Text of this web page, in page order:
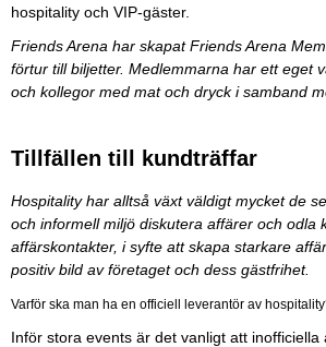
hospitality och VIP-gäster.
Friends Arena har skapat Friends Arena
förtur till biljetter. Medlemmarna har ett eget
och kollegor med mat och dryck i samband
Tillfällen till kundträffar
Hospitality har alltså växt väldigt mycket de
och informell miljö diskutera affärer och odla
affärskontakter, i syfte att skapa starkare
positiv bild av företaget och dess gästfrihet.
Varför ska man ha en officiell leverantör av
Inför stora events är det vanligt att